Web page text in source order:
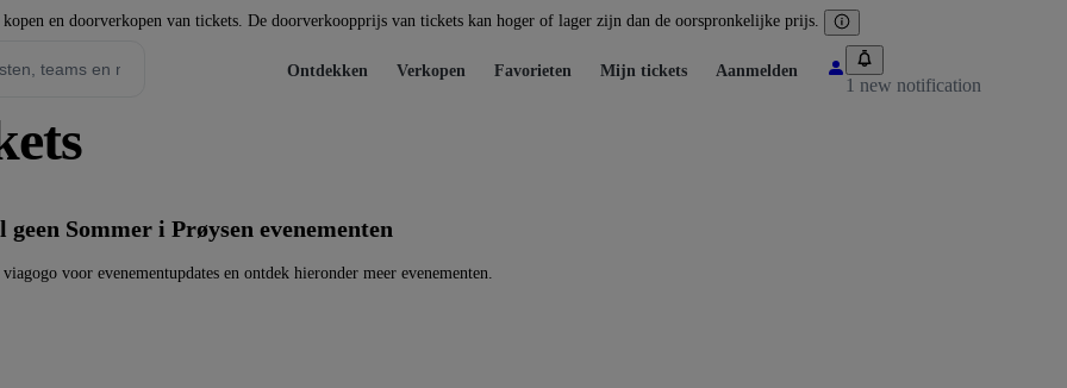
en doorverkopen van tickets. De doorverkoopprijs van tickets kan hoger of lager zijn dan de oorspronkelijke prijs.
Ontdekken Verkopen Favorieten Mijn tickets Aanmelden
1 new notification
Sommer i Prøysen evenementen
voor evenementupdates en ontdek hieronder meer evenementen.